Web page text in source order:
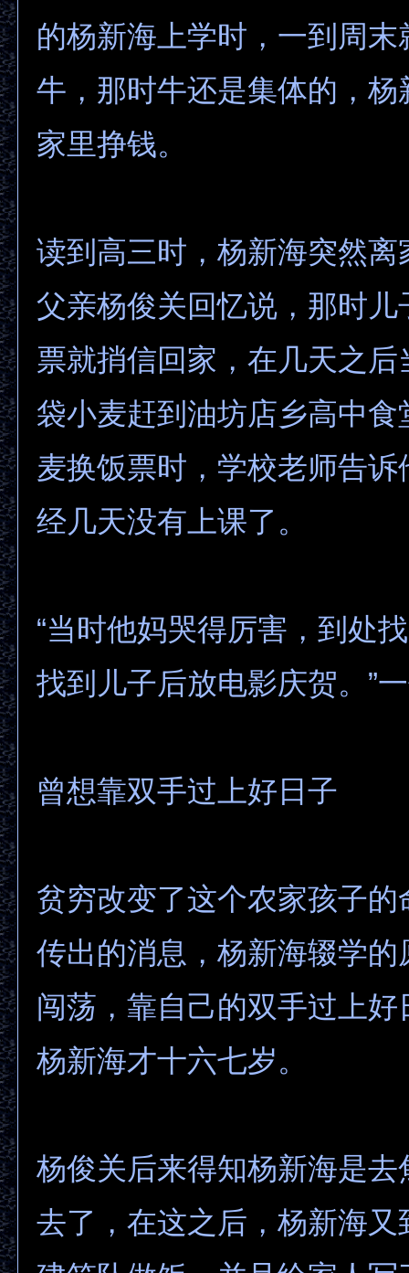
的杨新海上学时，一到周末
牛，那时牛还是集体的，杨
家里挣钱。
读到高三时，杨新海突然离
父亲杨俊关回忆说，那时儿
票就捎信回家，在几天之后
袋小麦赶到油坊店乡高中食
麦换饭票时，学校老师告诉
经几天没有上课了。
“当时他妈哭得厉害，到处
找到儿子后放电影庆贺。”
曾想靠双手过上好日子
贫穷改变了这个农家孩子的
传出的消息，杨新海辍学的
闯荡，靠自己的双手过上好
杨新海才十六七岁。
杨俊关后来得知杨新海是去
去了，在这之后，杨新海又